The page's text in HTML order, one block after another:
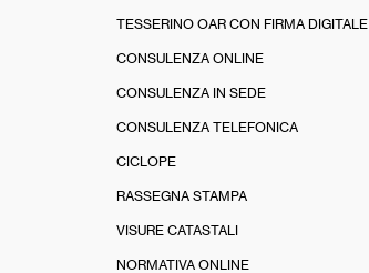
TESSERINO OAR CON FIRMA DIGITALE
CONSULENZA ONLINE
CONSULENZA IN SEDE
CONSULENZA TELEFONICA
CICLOPE
RASSEGNA STAMPA
VISURE CATASTALI
NORMATIVA ONLINE